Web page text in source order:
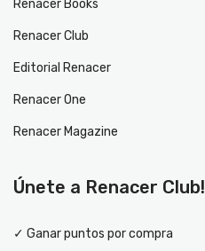
Renacer Books
Renacer Club
Editorial Renacer
Renacer One
Renacer Magazine
Únete a Renacer Club!
✓ Ganar puntos por compra